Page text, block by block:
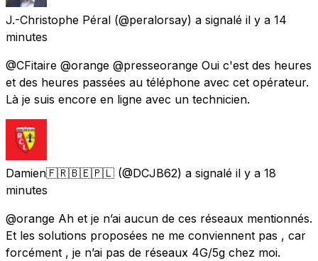
J.-Christophe Péral (@peralorsay) a signalé il y a 14
minutes
@CFitaire @orange @presseorange Oui c'est des heures
et des heures passées au téléphone avec cet opérateur.
Là je suis encore en ligne avec un technicien.
Damien🇫🇷🇧🇪🇵🇱 (@DCJB62) a signalé il y a 18
minutes
@orange Ah et je n’ai aucun de ces réseaux mentionnés.
Et les solutions proposées ne me conviennent pas , car
forcément , je n’ai pas de réseaux 4G/5g chez moi.